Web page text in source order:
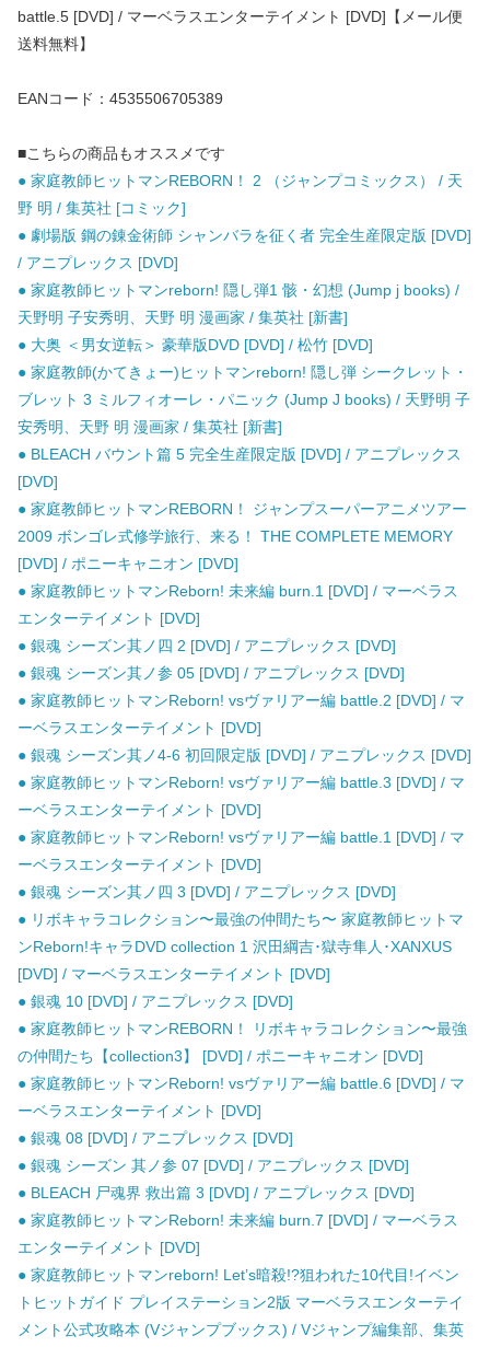
battle.5 [DVD] / マーベラスエンターテイメント [DVD]【メール便
送料無料】
EANコード：4535506705389
■こちらの商品もオススメです
● 家庭教師ヒットマンREBORN！ 2 （ジャンプコミックス） / 天
野 明 / 集英社 [コミック]
● 劇場版 鋼の錬金術師 シャンバラを征く者 完全生産限定版 [DVD]
/ アニプレックス [DVD]
● 家庭教師ヒットマンreborn! 隠し弾1 骸・幻想 (Jump j books) /
天野明 子安秀明、天野 明 漫画家 / 集英社 [新書]
● 大奥 ＜男女逆転＞ 豪華版DVD [DVD] / 松竹 [DVD]
● 家庭教師(かてきょー)ヒットマンreborn! 隠し弾 シークレット・
ブレット 3 ミルフィオーレ・パニック (Jump J books) / 天野明 子
安秀明、天野 明 漫画家 / 集英社 [新書]
● BLEACH バウント篇 5 完全生産限定版 [DVD] / アニプレックス
[DVD]
● 家庭教師ヒットマンREBORN！ ジャンプスーパーアニメツアー
2009 ボンゴレ式修学旅行、来る！ THE COMPLETE MEMORY
[DVD] / ポニーキャニオン [DVD]
● 家庭教師ヒットマンReborn! 未来編 burn.1 [DVD] / マーベラス
エンターテイメント [DVD]
● 銀魂 シーズン其ノ四 2 [DVD] / アニプレックス [DVD]
● 銀魂 シーズン其ノ参 05 [DVD] / アニプレックス [DVD]
● 家庭教師ヒットマンReborn! vsヴァリアー編 battle.2 [DVD] / マ
ーベラスエンターテイメント [DVD]
● 銀魂 シーズン其ノ4-6 初回限定版 [DVD] / アニプレックス [DVD]
● 家庭教師ヒットマンReborn! vsヴァリアー編 battle.3 [DVD] / マ
ーベラスエンターテイメント [DVD]
● 家庭教師ヒットマンReborn! vsヴァリアー編 battle.1 [DVD] / マ
ーベラスエンターテイメント [DVD]
● 銀魂 シーズン其ノ四 3 [DVD] / アニプレックス [DVD]
● リボキャラコレクション〜最強の仲間たち〜 家庭教師ヒットマ
ンReborn!キャラDVD collection 1 沢田綱吉･獄寺隼人･XANXUS
[DVD] / マーベラスエンターテイメント [DVD]
● 銀魂 10 [DVD] / アニプレックス [DVD]
● 家庭教師ヒットマンREBORN！ リボキャラコレクション〜最強
の仲間たち【collection3】 [DVD] / ポニーキャニオン [DVD]
● 家庭教師ヒットマンReborn! vsヴァリアー編 battle.6 [DVD] / マ
ーベラスエンターテイメント [DVD]
● 銀魂 08 [DVD] / アニプレックス [DVD]
● 銀魂 シーズン 其ノ参 07 [DVD] / アニプレックス [DVD]
● BLEACH 尸魂界 救出篇 3 [DVD] / アニプレックス [DVD]
● 家庭教師ヒットマンReborn! 未来編 burn.7 [DVD] / マーベラス
エンターテイメント [DVD]
● 家庭教師ヒットマンreborn! Let’s暗殺!?狙われた10代目!イベン
トヒットガイド プレイステーション2版 マーベラスエンターテイ
メント公式攻略本 (Vジャンプブックス) / Vジャンプ編集部、集英